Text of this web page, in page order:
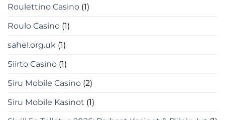
Roulettino Casino (1)
Roulo Casino (1)
sahel.org.uk (1)
Siirto Casino (1)
Siru Mobile Casino (2)
Siru Mobile Kasinot (1)